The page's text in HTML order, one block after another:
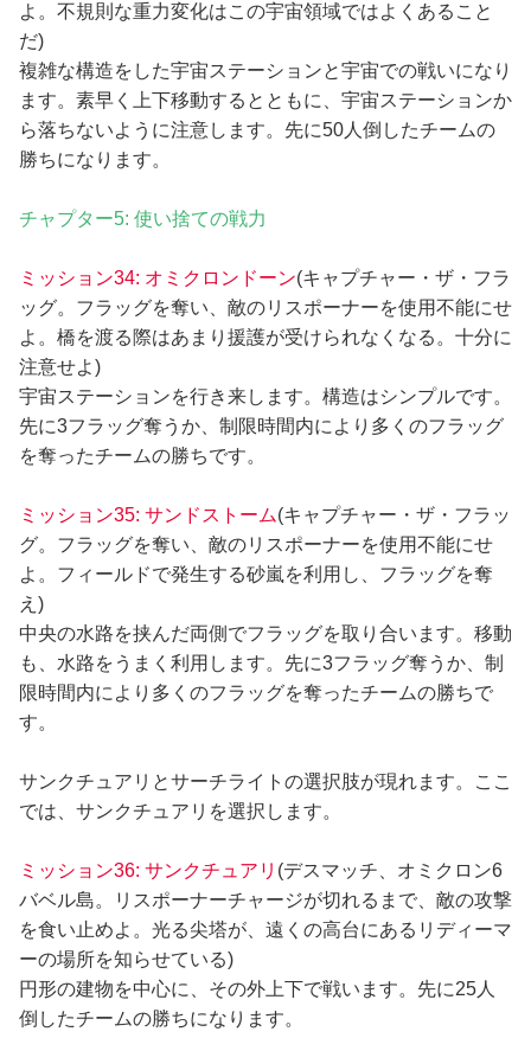
よ。不規則な重力変化はこの宇宙領域ではよくあること
だ)
複雑な構造をした宇宙ステーションと宇宙での戦いになり
ます。素早く上下移動するとともに、宇宙ステーションか
ら落ちないように注意します。先に50人倒したチームの
勝ちになります。
チャプター5: 使い捨ての戦力
ミッション34: オミクロンドーン(キャプチャー・ザ・フラ
ッグ。フラッグを奪い、敵のリスポーナーを使用不能にせ
よ。橋を渡る際はあまり援護が受けられなくなる。十分に
注意せよ)
宇宙ステーションを行き来します。構造はシンプルです。
先に3フラッグ奪うか、制限時間内により多くのフラッグ
を奪ったチームの勝ちです。
ミッション35: サンドストーム(キャプチャー・ザ・フラッ
グ。フラッグを奪い、敵のリスポーナーを使用不能にせ
よ。フィールドで発生する砂嵐を利用し、フラッグを奪
え)
中央の水路を挟んだ両側でフラッグを取り合います。移動
も、水路をうまく利用します。先に3フラッグ奪うか、制
限時間内により多くのフラッグを奪ったチームの勝ちで
す。
サンクチュアリとサーチライトの選択肢が現れます。ここ
では、サンクチュアリを選択します。
ミッション36: サンクチュアリ (デスマッチ、オミクロン6
バベル島。リスポーナーチャージが切れるまで、敵の攻撃
を食い止めよ。光る尖塔が、遠くの高台にあるリディーマ
ーの場所を知らせている)
円形の建物を中心に、その外上下で戦います。先に25人
倒したチームの勝ちになります。